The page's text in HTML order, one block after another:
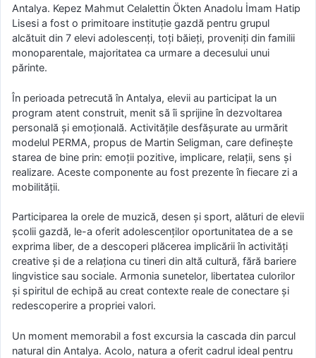
Antalya. Kepez Mahmut Celalettin Ökten Anadolu İmam Hatip
Lisesi a fost o primitoare instituție gazdă pentru grupul
alcătuit din 7 elevi adolescenți, toți băieți, proveniți din familii
monoparentale, majoritatea ca urmare a decesului unui
părinte.
În perioada petrecută în Antalya, elevii au participat la un
program atent construit, menit să îi sprijine în dezvoltarea
personală și emoțională. Activitățile desfășurate au urmărit
modelul PERMA, propus de Martin Seligman, care definește
starea de bine prin: emoții pozitive, implicare, relații, sens și
realizare. Aceste componente au fost prezente în fiecare zi a
mobilității.
Participarea la orele de muzică, desen și sport, alături de elevii
școlii gazdă, le-a oferit adolescenților oportunitatea de a se
exprima liber, de a descoperi plăcerea implicării în activități
creative și de a relaționa cu tineri din altă cultură, fără bariere
lingvistice sau sociale. Armonia sunetelor, libertatea culorilor
și spiritul de echipă au creat contexte reale de conectare și
redescoperire a propriei valori.
Un moment memorabil a fost excursia la cascada din parcul
natural din Antalya. Acolo, natura a oferit cadrul ideal pentru